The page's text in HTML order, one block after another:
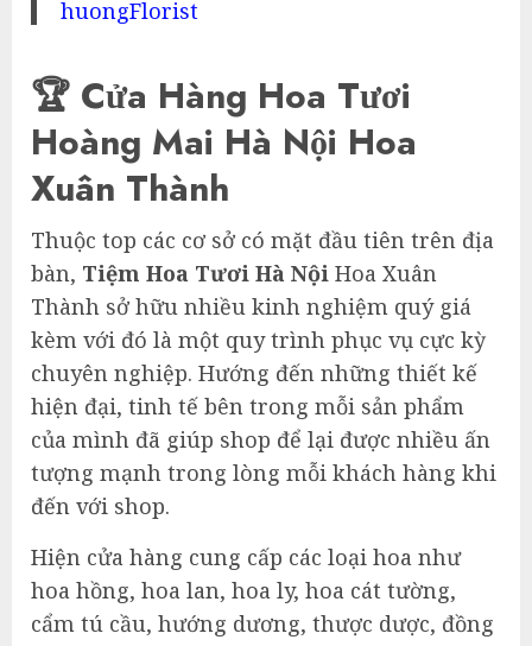
huongFlorist
🏆 Cửa Hàng Hoa Tươi
Hoàng Mai Hà Nội Hoa
Xuân Thành
Thuộc top các cơ sở có mặt đầu tiên trên địa
bàn, Tiệm Hoa Tươi Hà Nội Hoa Xuân
Thành sở hữu nhiều kinh nghiệm quý giá
kèm với đó là một quy trình phục vụ cực kỳ
chuyên nghiệp. Hướng đến những thiết kế
hiện đại, tinh tế bên trong mỗi sản phẩm
của mình đã giúp shop để lại được nhiều ấn
tượng mạnh trong lòng mỗi khách hàng khi
đến với shop.
Hiện cửa hàng cung cấp các loại hoa như
hoa hồng, hoa lan, hoa ly, hoa cát tường,
cẩm tú cầu, hướng dương, thược dược, đồng